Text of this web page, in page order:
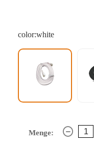
color:white
Menge: